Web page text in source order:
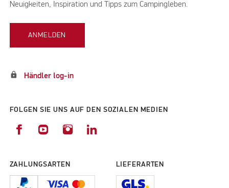
Neuigkeiten, Inspiration und Tipps zum Campingleben.
ANMELDEN
lock Händler log-in
FOLGEN SIE UNS AUF DEN SOZIALEN MEDIEN
ZAHLUNGSARTEN LIEFERARTEN